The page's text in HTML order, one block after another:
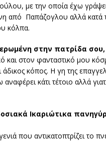
με την οποία έχω
από Παπάζογλου αλλά
κόλπα.
στην πατρίδα σου,
και στον φανταστικό μου
κόπος. Η γη της
κάτι τέτοιο αλλά
Ικαριώτικα
που αντικατοπτρίζει το